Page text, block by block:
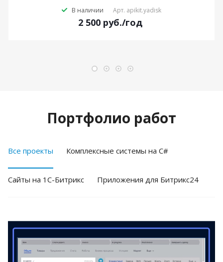
В наличии Арт. apikit.yadisk
2 500 руб./год
Портфолио работ
Все проекты Комплексные системы на C#
Cайты на 1С-Битрикс Приложения для Битрикс24